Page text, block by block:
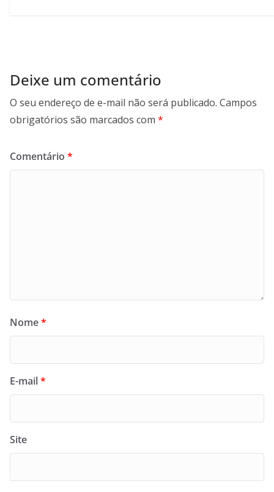
Deixe um comentário
O seu endereço de e-mail não será publicado. Campos
obrigatórios são marcados com *
Comentário *
Nome*
E-mail*
Site